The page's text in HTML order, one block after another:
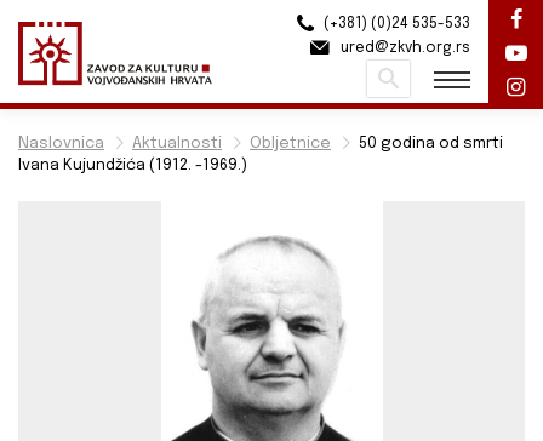
Naslovnica Aktualnosti Obljetnice
50 godina od smrti
Ivana Kujundžića (1912. -1969.)
(+381) (0)24 535-533
ured@zkvh.org.rs
Pretraži